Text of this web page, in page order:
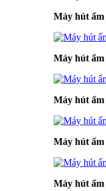
Máy hút
Máy hút
Máy hút ẩm
Máy hút ẩm
Máy hút